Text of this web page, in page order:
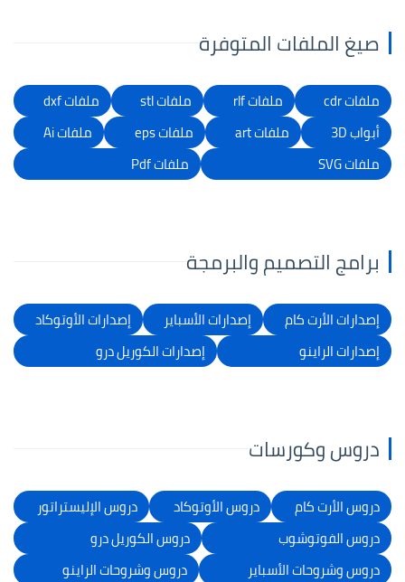
صيغ الملفات المتوفرة
ملفات cdr ملفات rlf ملفات stl
ملفات dxf
أبواب 3D
ملفات art ملفات eps
ملفات Ai
ملفات SVG
ملفات Pdf
برامج التصميم والبرمجة
إصدارات الأرت كام إصدارات الأسباير
إصدارات الأوتوكاد
إصدارات الراينو
إصدارات الكوريل درو
دروس وكورسات
دروس الأرت كام دروس الأوتوكاد
دروس الإليستراتور
دروس الفوتوشوب
دروس الكوريل درو
دروس وشروحات الأسباير
دروس وشروحات الراينو